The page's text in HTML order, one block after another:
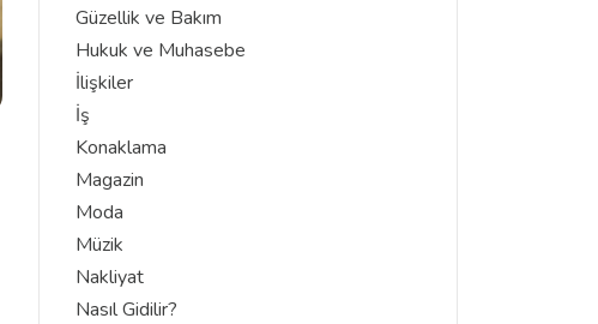
Güzellik ve Bakım
Hukuk ve Muhasebe
İlişkiler
İş
Konaklama
Magazin
Moda
Müzik
Nakliyat
Nasıl Gidilir?